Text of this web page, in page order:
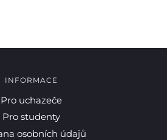
Pro studenty
Pro uchazeče
INFORMACE
Pro uchazeče
Pro studenty
osobních údajů